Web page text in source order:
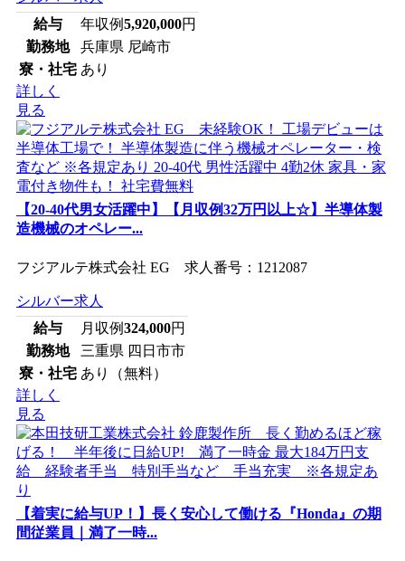
給与
年収例5,920,000円
勤務地
兵庫県 尼崎市
寮・社宅 あり
詳しく
見る
【20-40代男女活躍中】【月収例32万円以上☆】半導体製
造機械のオペレー...
フジアルテ株式会社 EG 求人番号：1212087
シルバー求人
給与
月収例324,000円
勤務地
三重県 四日市市
寮・社宅 あり（無料）
詳しく
見る
【着実に給与UP！】長く安心して働ける『Honda』の期
間従業員｜満了一時...